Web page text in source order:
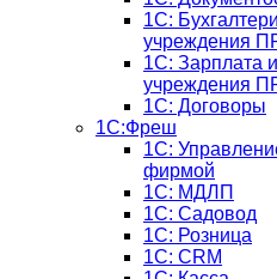
1C:
учреждения
1C: Зарплата
учреждения
1С: Договоры
1С:Фреш
1С:
фирмой
1С: МДЛП
1С: Садовод
1С: Розница
1C: CRM